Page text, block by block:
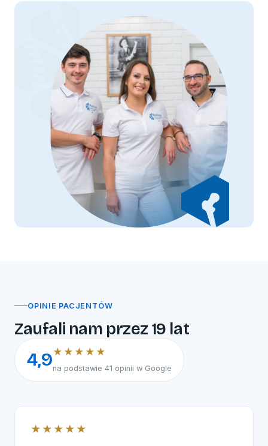
OPINIE PACJENTÓW
Zaufali nam przez 19 lat
4,9★★★★★
na podstawie 41 opinii w Google
★★★★★